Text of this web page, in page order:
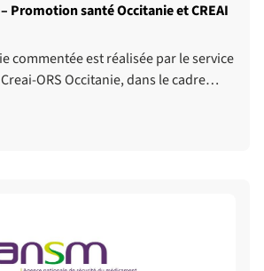
Promotion santé Occitanie et CREAI
commentée est réalisée par le service
ORS Occitanie, dans le cadre…